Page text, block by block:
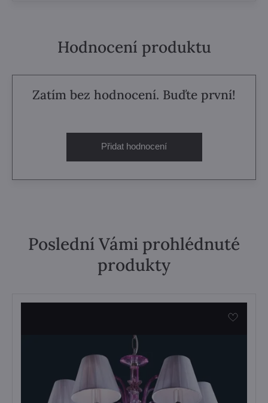
Hodnocení produktu
Zatím bez hodnocení. Buďte první!
Přidat hodnocení
Poslední Vámi prohlédnuté
produkty